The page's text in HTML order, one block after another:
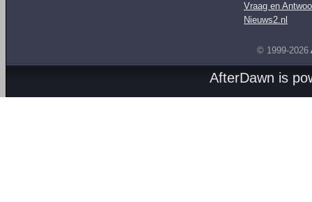
Vraag en
Nieuws2.nl
© 1999-2026
AfterDawn is